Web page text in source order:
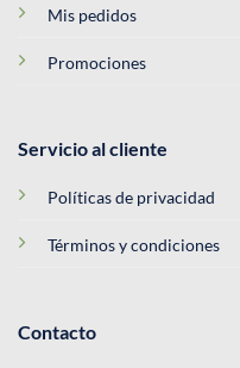
Mis pedidos
Promociones
Servicio al cliente
Políticas de privacidad
Términos y condiciones
Contacto